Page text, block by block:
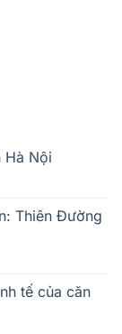
Hà Nội
Thiên Đường
tế của căn